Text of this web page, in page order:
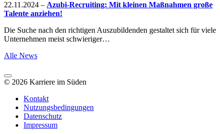
22.11.2024 – Azubi-Recruiting: Mit kleinen Maßnahmen große
Talente anziehen!
Die Suche nach den richtigen Auszubildenden gestaltet sich für viele
Unternehmen meist schwieriger…
Alle News
© 2026 Karriere im Süden
Kontakt
Nutzungsbedingungen
Datenschutz
Impressum